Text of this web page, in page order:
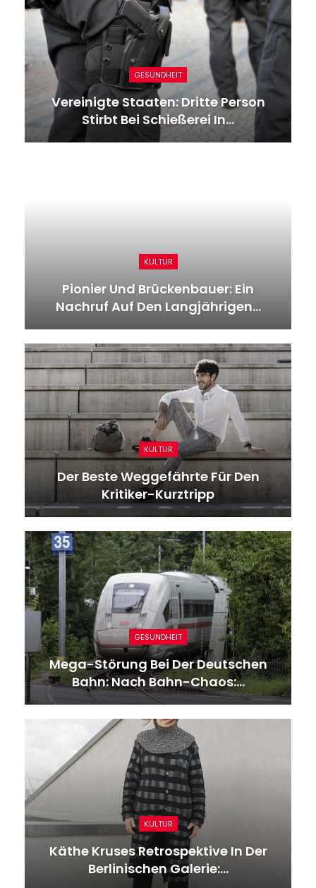
GESUNDHEIT
Wild- Und Freizeitpark Klotten:
Horror In Rheinland-Pfalz!…
SPORT
0:2 Bei Eintracht Frankfurt: 1. FC
Union Bleibt Trotz Erster…
GESUNDHEIT
Bahn: Angriff In ICE: Drei Syrer Unter
Den Verletzten
GESUNDHEIT
Italien: Sechs Verletzte Wärter Bei
Unruhen Im Turiner…
GESUNDHEIT
Tourismus News: Kolosseum Wird
Wieder Schauplatz Für…